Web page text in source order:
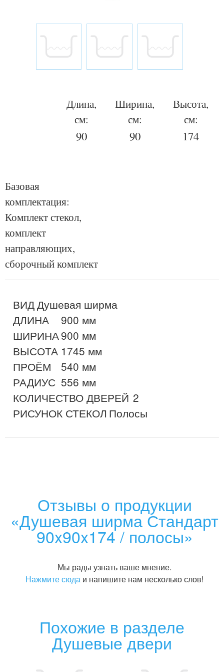
Длина,
см:
90
Ширина,
см:
90
Высота,
см:
174
Базовая
комплектация:
Комплект стекол,
комплект
направляющих,
сборочный комплект
ВИД	Душевая ширма
ДЛИНА	900 мм
ШИРИНА	900 мм
ВЫСОТА	1745 мм
ПРОЁМ	540 мм
РАДИУС	556 мм
КОЛИЧЕСТВО ДВЕРЕЙ	2
Отзывы о продукции
«Душевая ширма Стандарт
90x90x174 / полосы»
Мы рады узнать ваше мнение.
Нажмите сюда и напишите нам несколько слов!
Похожие в разделе
Душевые двери